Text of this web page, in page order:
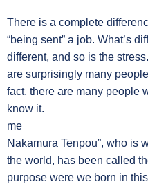
There is a complete
“being sent” a job. What’s
different, and so is the
are surprisingly many
fact, there are many people
know it.
me
Nakamura Tenpou”, who is
the world, has been called
purpose were we born in